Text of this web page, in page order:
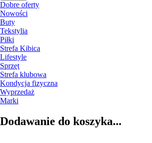
Dobre oferty
Nowości
Buty
Tekstylia
Piłki
Strefa Kibica
Lifestyle
Sprzęt
Strefa klubowa
Kondycja fizyczna
Wyprzedaż
Marki
Dodawanie do koszyka...